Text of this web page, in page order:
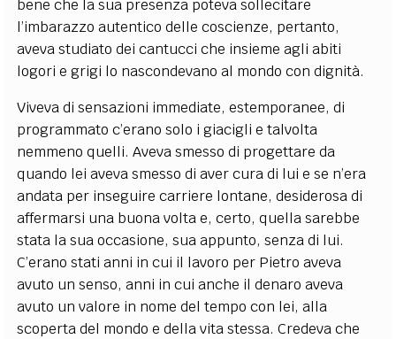
bene che la sua presenza poteva sollecitare
l’imbarazzo autentico delle coscienze, pertanto,
aveva studiato dei cantucci che insieme agli abiti
logori e grigi lo nascondevano al mondo con dignità.
Viveva di sensazioni immediate, estemporanee, di
programmato c’erano solo i giacigli e talvolta
nemmeno quelli. Aveva smesso di progettare da
quando lei aveva smesso di aver cura di lui e se n’era
andata per inseguire carriere lontane, desiderosa di
affermarsi una buona volta e, certo, quella sarebbe
stata la sua occasione, sua appunto, senza di lui.
C’erano stati anni in cui il lavoro per Pietro aveva
avuto un senso, anni in cui anche il denaro aveva
avuto un valore in nome del tempo con lei, alla
scoperta del mondo e della vita stessa. Credeva che